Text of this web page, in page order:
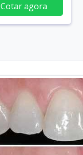
Cotar agora